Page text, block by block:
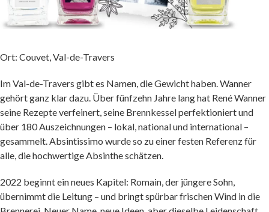
Ort: Couvet, Val-de-Travers
Im Val-de-Travers gibt es Namen, die Gewicht haben. Wanner
gehört ganz klar dazu. Über fünfzehn Jahre lang hat René Wanner
seine Rezepte verfeinert, seine Brennkessel perfektioniert und
über 180 Auszeichnungen – lokal, national und international –
gesammelt. Absintissimo wurde so zu einer festen Referenz für
alle, die hochwertige Absinthe schätzen.
2022 beginnt ein neues Kapitel: Romain, der jüngere Sohn,
übernimmt die Leitung – und bringt spürbar frischen Wind in die